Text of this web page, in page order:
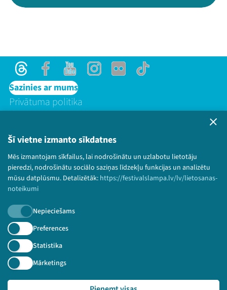
Šī vietne izmanto sīkdatnes
Mēs izmantojam sīkfailus, lai nodrošinātu un uzlabotu lietotāju
pieredzi, nodrošinātu sociālo saziņas līdzekļu funkcijas un analizētu
mūsu datplūsmu. Detalizētāk: https://festivalslampa.lv/lv/lietosanas-
noteikumi
Nepieciešams
Preferences
Statistika
Mārketings
ThreadsFacebookYoutubeInstagram
Flick TikTok
Sazinies ar mums
Privātuma politika
© 2026 Sarunu festivāls LAMPA Visas tiesības
paturētas.
Piesakies jaunumiem!
Nepalaid garām aktuālāko informāciju!
Pieteikties